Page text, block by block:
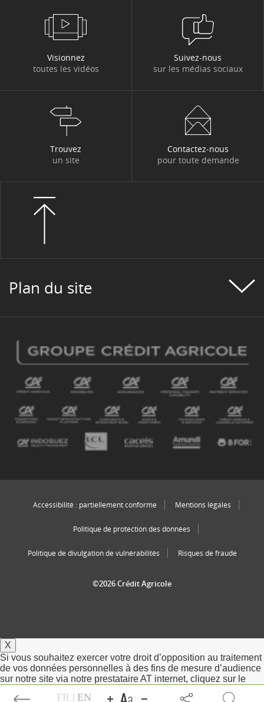
FR EN
Visionnez
toutes les vidéos
Suivez-nous
sur les médias sociaux
Trouvez
un site
Contactez-nous
pour toute demande
Plan du site
Accessibilité : partiellement conforme Mentions légales
Politique de protection des données
Politique de divulgation de vulnérabilités Risques de fraude
©2026 Crédit Agricole
X
Si vous souhaitez exercer votre droit d’opposition au traitement
de vos données personnelles à des fins de mesure d’audience
sur notre site via notre prestataire AT internet, cliquez sur le